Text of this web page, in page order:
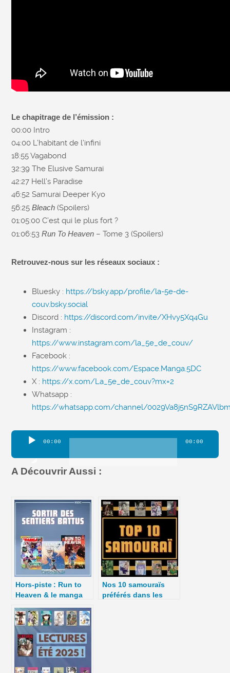
Le chapitrage de l’émission :
00:00 Intro
04:00 L’habitant de l’infini
18:55 Vagabond
32:39 The Elusive Samurai
42:27 Hell’s Paradise
46:52 Samurai Deeper Kyo
56:25Bleach (Spoilers)
01:05:00 C’est qui le plus fort ?
01:06:53Run To Heaven – Tome 3 (Spoilers)
Retrouvez-nous sur les réseaux sociaux :
Bluesky : https://bsky.app/profile/la-5e-de-
couv.bsky.social
Discord : https://discord.com/invite/XHvy5Xq4Gu
Instagram :
https://www.instagram.com/la_5e_de_couv/
Facebook :
https://www.facebook.com/Espace.Manga.5DC
X : https://x.com/La_5e_de_couv?mx=2
Whatsapp :
https://whatsapp.com/channel/
Lecteur
00:00 00:00
A Découvrir Aussi :
Hors-piste : Run to
Heaven & le manga
La 5e de Couv – #5DC
– Saison 10 épisode
32
Nos 10 samouraïs
préférés dans les